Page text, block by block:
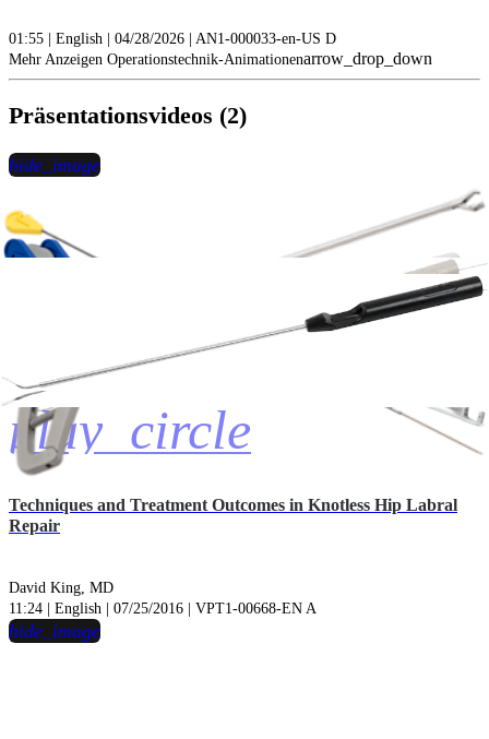
01:55 | English | 04/28/2026 | AN1-000033-en-US D
Mehr Anzeigen Operationstechnik-Animationenarrow_drop_down
Präsentationsvideos (2)
play_circle
hide_image
Techniques and Treatment Outcomes in Knotless Hip Labral
Repair
David King, MD
11:24 | English | 07/25/2016 | VPT1-00668-EN A
hide_image